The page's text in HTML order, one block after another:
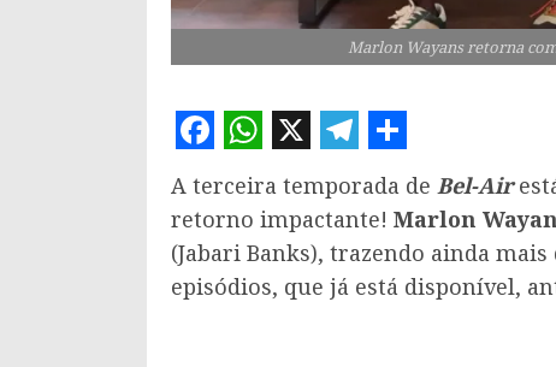
Marlon Wayans retorna
Facebook
WhatsApp
X Telegram
Share
A terceira temporada de Bel-Air
retorno impactante! Marlon
(Jabari Banks), trazendo ainda
episódios, que já está disponível,